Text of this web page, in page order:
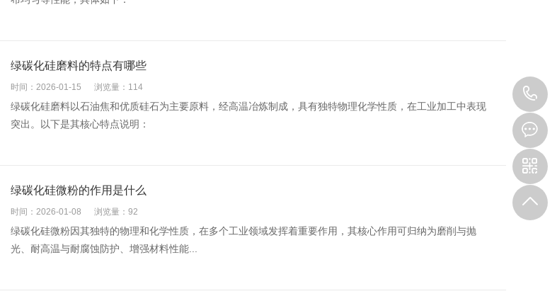
绿碳化硅磨料的特点有哪些
时间：2026-01-15 浏览量：114
绿碳化硅磨料以石油焦和优质硅石为主要原料，经高温冶炼制成，具有独特物理化学性质，在工业加工中表现
突出。以下是其核心特点说明：
绿碳化硅微粉的作用是什么
时间：2026-01-08 浏览量：92
绿碳化硅微粉因其独特的物理和化学性质，在多个工业领域发挥着重要作用，其核心作用可归纳为磨削与抛
光、耐高温与耐腐蚀防护、增强材料性能...